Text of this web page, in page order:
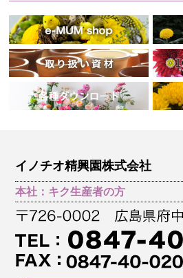
イノチオ精興園株式会社
本社：キク生産者の方